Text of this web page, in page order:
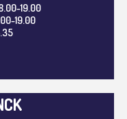
19.00
19.00